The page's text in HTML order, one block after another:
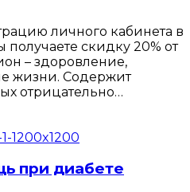
личного кабинета в
скидку 20% от
– здоровление,
жизни. Содержит
отрицательно…
при диабете